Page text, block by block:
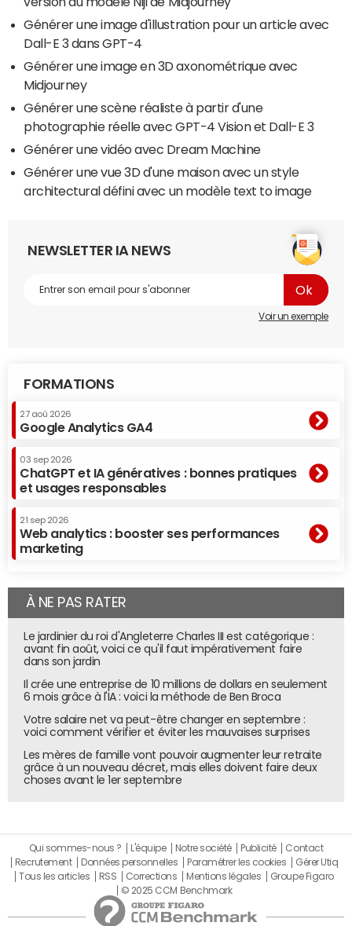
Générer une image d'illustration pour un article avec
Dall-E 3 dans GPT-4
Générer une image en 3D axonométrique avec
Midjourney
Générer une scène réaliste à partir d'une
photographie réelle avec GPT-4 Vision et Dall-E 3
Générer une vidéo avec Dream Machine
Générer une vue 3D d'une maison avec un style
architectural défini avec un modèle text to image
NEWSLETTER IA NEWS
Voir un exemple
FORMATIONS
27 aoû 2026
Google Analytics GA4
03 sep 2026
ChatGPT et IA génératives : bonnes pratiques
et usages responsables
21 sep 2026
Web analytics : booster ses performances
marketing
À NE PAS RATER
Le jardinier du roi d'Angleterre Charles III est catégorique :
avant fin août, voici ce qu'il faut impérativement faire
dans son jardin
Il crée une entreprise de 10 millions de dollars en seulement
6 mois grâce à l'IA : voici la méthode de Ben Broca
Votre salaire net va peut-être changer en septembre :
voici comment vérifier et éviter les mauvaises surprises
Les mères de famille vont pouvoir augmenter leur retraite
grâce à un nouveau décret, mais elles doivent faire deux
choses avant le 1er septembre
Qui sommes-nous ? L'équipe Notre société Publicité
Contact
Recrutement
Données personnelles Paramétrer les cookies
Gérer Utiq
Tous les articles
RSS Corrections Mentions légales
Groupe Figaro
© 2025 CCM Benchmark